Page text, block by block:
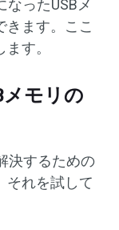
なったUSBメ
きます。ここ
す。
メモリの
決するための
それを試して